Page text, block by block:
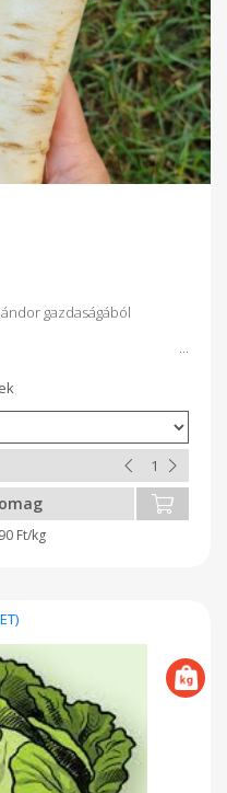
gazdaságából
Ft/kg